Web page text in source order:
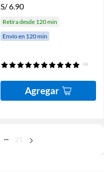
S/6.90
Retira desde 120 min
Envío en 120 min
(4)
Agregar
... 21